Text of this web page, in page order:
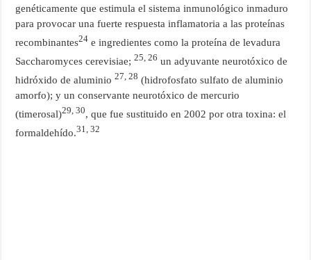
genéticamente que estimula el sistema inmunológico inmaduro
para provocar una fuerte respuesta inflamatoria a las proteínas
recombinantes24 e ingredientes como la proteína de levadura
Saccharomyces cerevisiae;25, 26 un adyuvante neurotóxico de
hidróxido de aluminio27, 28 (hidrofosfato sulfato de aluminio
amorfo); y un conservante neurotóxico de mercurio
(timerosal)29, 30, que fue sustituido en 2002 por otra toxina: el
formaldehído.31, 32